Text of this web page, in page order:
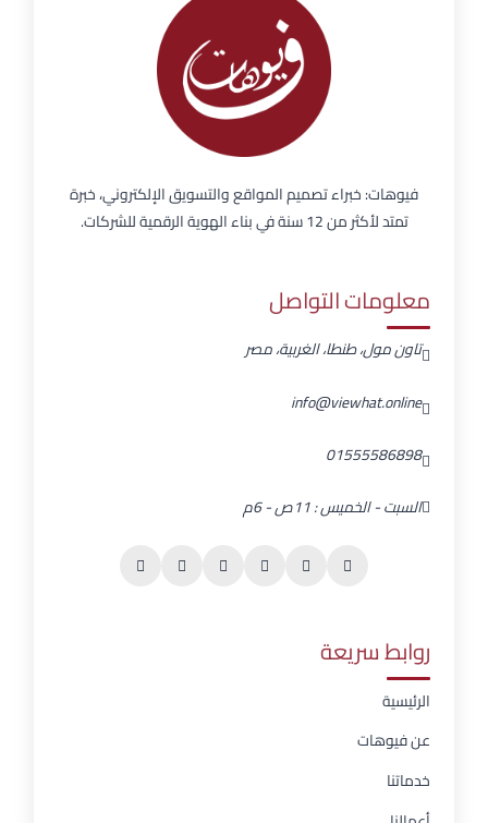
فيوهات: خبراء تصميم المواقع والتسويق الإلكتروني، خبرة
تمتد لأكثر من 12 سنة في بناء الهوية الرقمية للشركات.
معلومات التواصل
تاون مول، طنطا، الغربية، مصر
info@viewhat.online
01555586898
السبت - الخميس : 11ص - 6م
روابط سريعة
الرئيسية
عن فيوهات
خدماتنا